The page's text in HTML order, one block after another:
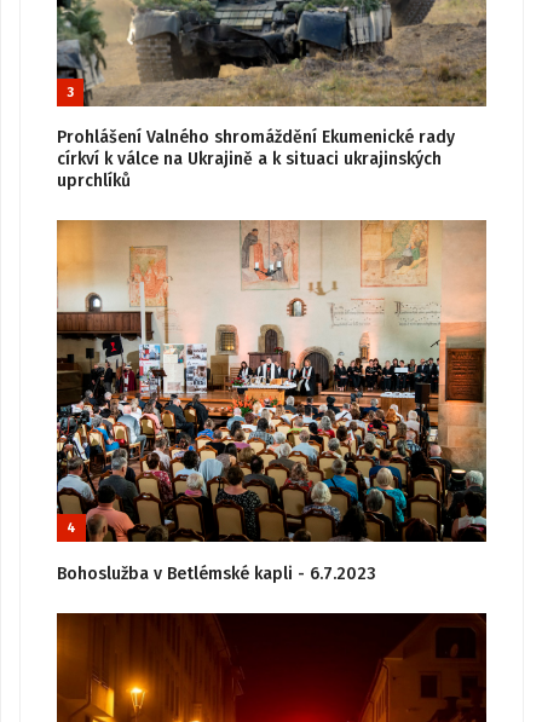
3
Prohlášení Valného shromáždění Ekumenické rady
církví k válce na Ukrajině a k situaci ukrajinských
uprchlíků
4
Bohoslužba v Betlémské kapli - 6.7.2023